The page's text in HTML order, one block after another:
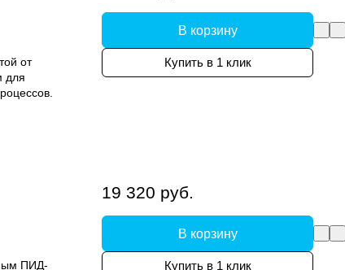
от
для
В корзину
Купить в 1 клик
ПИД-
19 320 руб.
В корзину
Купить в 1 клик